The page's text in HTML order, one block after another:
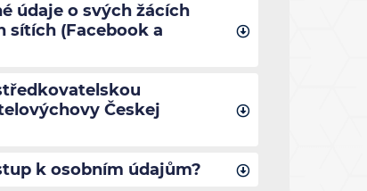
údaje o svých žácích
sítích (Facebook a
Českej
k osobním údajům?